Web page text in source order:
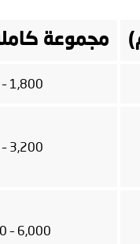
مجموعة كاملة (4
1,800 – 3,200
3,200 – 6,000
6,000 – 12,000+